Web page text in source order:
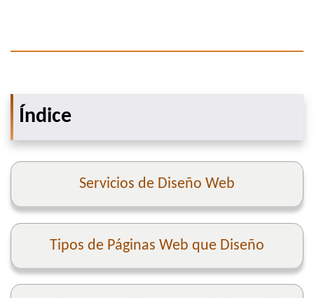
Índice
Servicios de Diseño Web
Tipos de Páginas Web que Diseño